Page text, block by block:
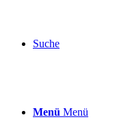
Suche
Menü Menü